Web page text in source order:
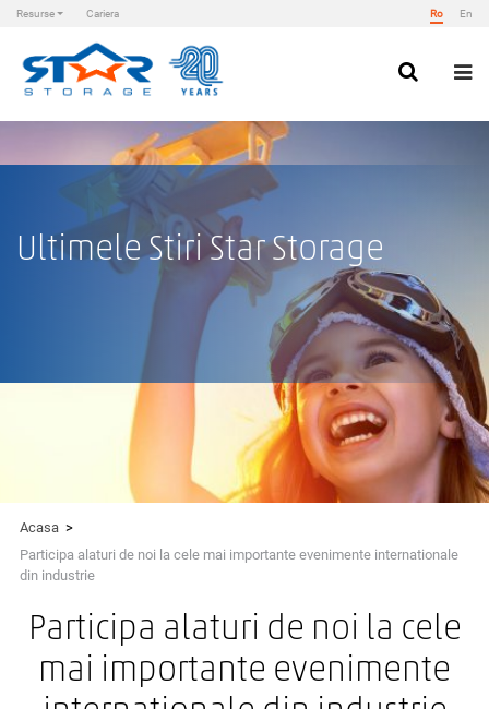
Resurse Cariera Ro En
content
Ultimele Stiri Star Storage
Acasa >
Participa alaturi de noi la cele mai importante evenimente internationale
din industrie
Participa alaturi de noi la cele
mai importante evenimente